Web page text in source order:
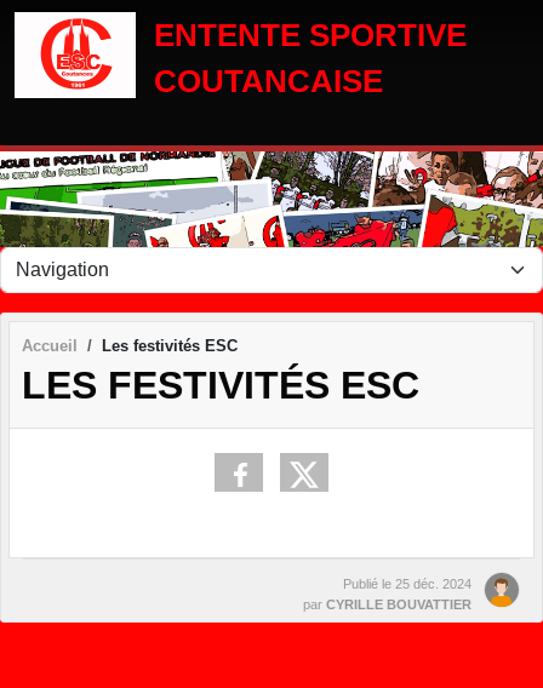
ENTENTE SPORTIVE
COUTANCAISE
Accueil Les festivités ESC
LES FESTIVITÉS ESC
Publié le 25 déc. 2024
par CYRILLE BOUVATTIER
Panneau de gestion des cookies